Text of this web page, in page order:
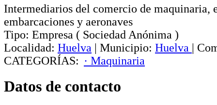
Intermediarios del comercio de maquinaria,
embarcaciones y aeronaves
Tipo: Empresa ( Sociedad Anónima )
Localidad: Huelva | Municipio: Huelva |
CATEGORÍAS: · Maquinaria
Datos de contacto